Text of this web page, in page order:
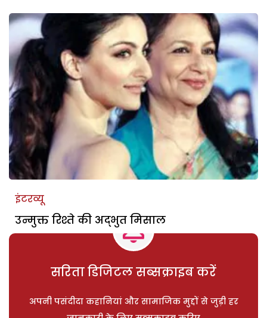
इंटरव्यू
उन्मुक्त रिश्ते की अद्भुत मिसाल
सरिता डिजिटल सब्सक्राइब करें
अपनी पसंदीदा कहानियां और सामाजिक मुद्दों से जुड़ी हर